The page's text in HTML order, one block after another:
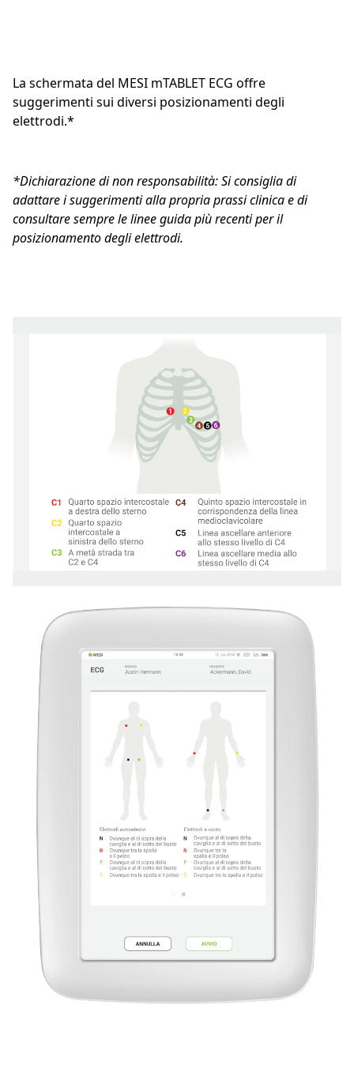
La schermata del MESI mTABLET ECG offre
suggerimenti sui diversi posizionamenti degli
elettrodi.*
*Dichiarazione di non responsabilità: Si consiglia di
adattare i suggerimenti alla propria prassi clinica e di
consultare sempre le linee guida più recenti per il
posizionamento degli elettrodi.